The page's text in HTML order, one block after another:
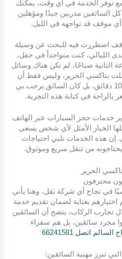
توفر الخدمة في أي وقت، يمكنك
كل السائقين مدربين جيدًا ومؤهلين
موقف قد تواجهه في الليل.
اضطررت فيه للبحث عن وسيلة
الليالي، كنت متواجداً في حفل،
الثانية صباحًا، لم تكن هناك وسائل
بتاكسي الحرير، وليس فقط أن
السيارة وصلت في أقل من 10 دقائق، بل كان السائق يرحب بي
بالراحة في كتابة هذه التجربة.
خدمات حجز السيارات عبر الهاتف
24/7، مما يجعلها الخيار الأمثل لأي شخص يسعى
إن هذه الخدمات تلبي احتياجات
من تنقل سريع وموثوق.
الحرير
محترفون
في نجاح أي شركة نقل، وهنا يأتي
بعناية لضمان تقديم خدمة
تجارب الركاب، يتضح أن السائقين
مجرد سائقين، بل هم سفراء
اتصل 66241581
تبرز مهنية السائقين: